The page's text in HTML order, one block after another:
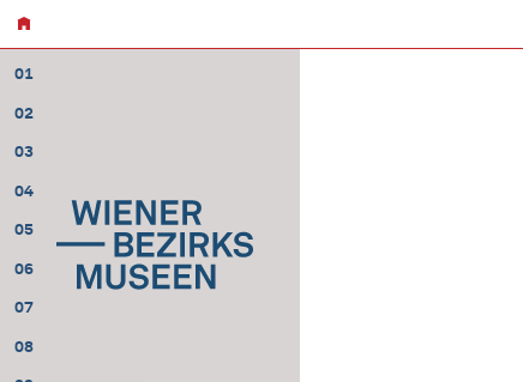
01
02
03
04
05
06
07
08